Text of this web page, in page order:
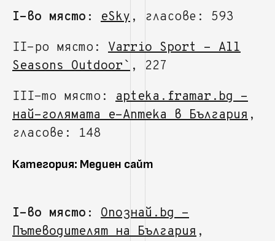
I-во място: eSky, гласове: 593
II-ро място: Varrio Sport - All
Seasons Outdoor`, 227
III-то място: apteka.framar.bg -
най-голямата е-Аптека в България,
гласове: 148
Категория: Медиен сайт
I-во място: Опознай.bg -
Пътеводителят на България,